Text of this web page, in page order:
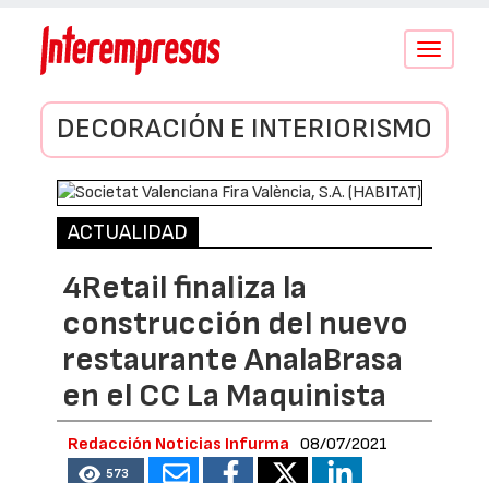
Conmutar
DECORACIÓN E INTERIORISMO
ACTUALIDAD
4Retail finaliza la
construcción del nuevo
restaurante AnalaBrasa
en el CC La Maquinista
Redacción Noticias Infurma 08/07/2021
573